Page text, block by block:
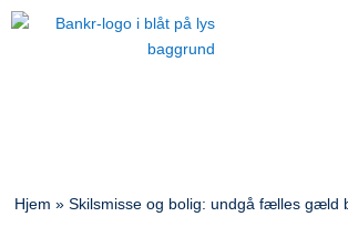
Hjem »Skilsmisse og bolig: undgå fælles gæld